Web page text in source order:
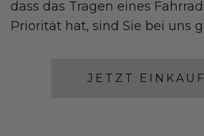
dass das Tragen eines
Priorität hat, sind Sie bei uns
JETZT